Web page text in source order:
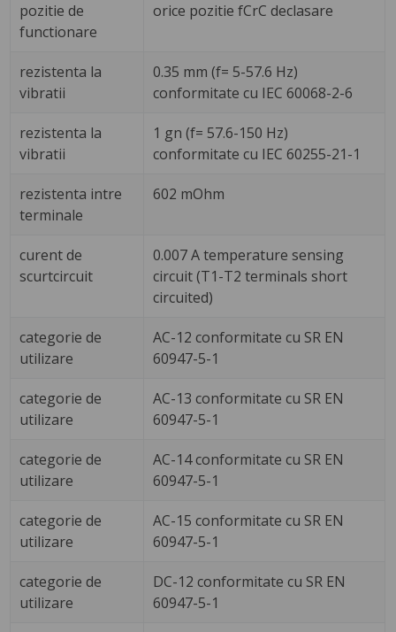
pozitie de
functionare
orice pozitie fCrC declasare
rezistenta la
vibratii
0.35 mm (f= 5-57.6 Hz)
conformitate cu IEC 60068-2-6
rezistenta la
vibratii
1 gn (f= 57.6-150 Hz)
conformitate cu IEC 60255-21-1
rezistenta intre
terminale
602 mOhm
curent de
scurtcircuit
0.007 A temperature sensing
circuit (T1-T2 terminals short
circuited)
categorie de
utilizare
AC-12 conformitate cu SR EN
60947-5-1
categorie de
utilizare
AC-13 conformitate cu SR EN
60947-5-1
categorie de
utilizare
AC-14 conformitate cu SR EN
60947-5-1
categorie de
utilizare
AC-15 conformitate cu SR EN
60947-5-1
categorie de
utilizare
DC-12 conformitate cu SR EN
60947-5-1